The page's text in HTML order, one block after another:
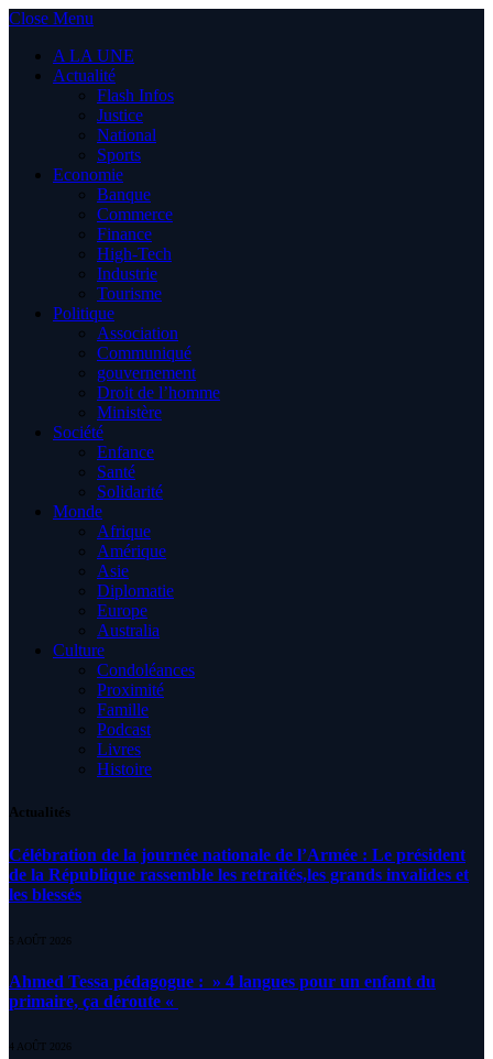
Close Menu
A LA UNE
Actualité
Flash Infos
Justice
National
Sports
Economie
Banque
Commerce
Finance
High-Tech
Industrie
Tourisme
Politique
Association
Communiqué
gouvernement
Droit de l’homme
Ministère
Société
Enfance
Santé
Solidarité
Monde
Afrique
Amérique
Asie
Diplomatie
Europe
Australia
Culture
Condoléances
Proximité
Famille
Podcast
Livres
Histoire
Actualités
Célébration de la journée nationale de l’Armée : Le président
de la République rassemble les retraités,les grands invalides et
les blessés
5 AOÛT 2026
Ahmed Tessa pédagogue : » 4 langues pour un enfant du
primaire, ça déroute «
4 AOÛT 2026